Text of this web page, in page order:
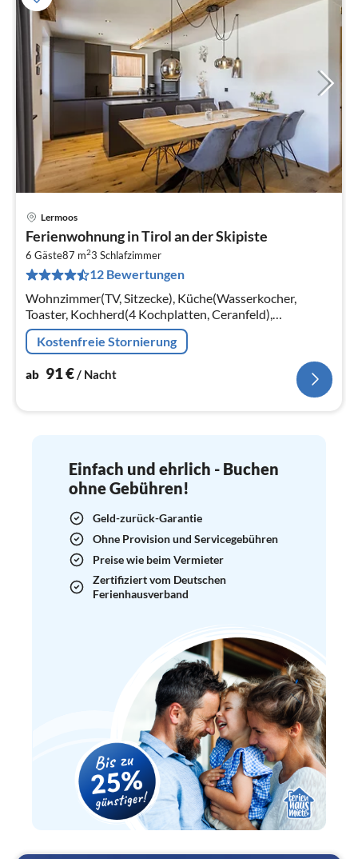
Lermoos
Ferienwohnung in Tirol an der Skipiste
6 Gäste87 m23 Schlafzimmer
12 Bewertungen
Wohnzimmer(TV, Sitzecke), Küche(Wasserkocher,
Toaster, Kochherd(4 Kochplatten, Ceranfeld),
Kaffeemaschine(cups, Filter)
Kostenfreie Stornierung
ab 91€/ Nacht
Einfach und ehrlich - Buchen
ohne Gebühren!
Geld-zurück-Garantie
Ohne Provision und Servicegebühren
Preise wie beim Vermieter
Zertifiziert vom Deutschen
Ferienhausverband